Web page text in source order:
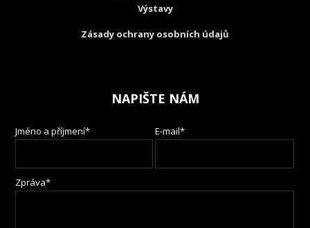
Výstavy
Zásady ochrany osobních údajů
NAPIŠTE NÁM
Jméno a příjmení* E-mail*
Zpráva*